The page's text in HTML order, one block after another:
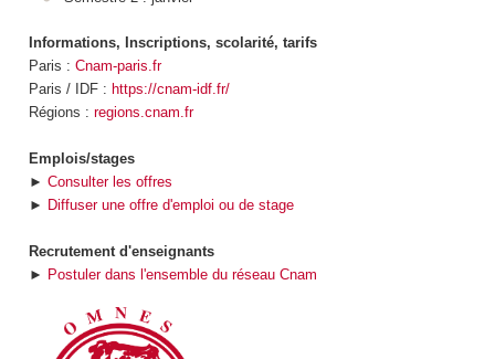
Informations, Inscriptions, scolarité, tarifs
Paris : Cnam-paris.fr
Paris / IDF : https://cnam-idf.fr/
Régions : regions.cnam.fr
Emplois/stages
► Consulter les offres
► Diffuser une offre d'emploi ou de stage
Recrutement d'enseignants
► Postuler dans l'ensemble du réseau Cnam